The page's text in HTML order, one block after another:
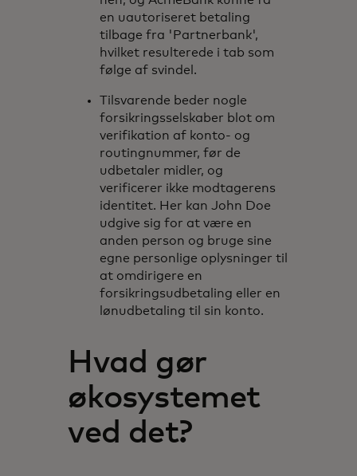
en uautoriseret betaling
tilbage fra 'Partnerbank',
hvilket resulterede i tab som
følge af svindel.
Tilsvarende beder nogle
forsikringsselskaber blot om
verifikation af konto- og
routingnummer, før de
udbetaler midler, og
verificerer ikke modtagerens
identitet. Her kan John Doe
udgive sig for at være en
anden person og bruge sine
egne personlige oplysninger til
at omdirigere en
forsikringsudbetaling eller en
lønudbetaling til sin konto.
Hvad gør
økosystemet
ved det?